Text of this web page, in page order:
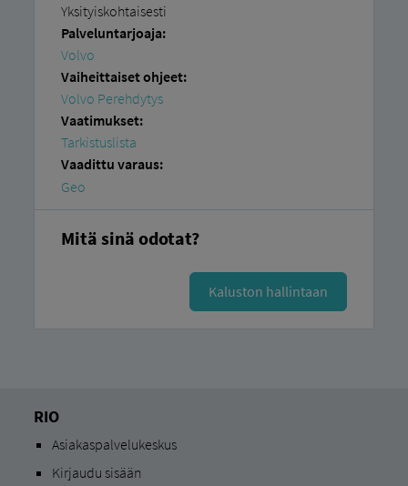
Yksityiskohtaisesti
Palveluntarjoaja:
Volvo
Vaiheittaiset ohjeet:
Volvo Perehdytys
Vaatimukset:
Tarkistuslista
Vaadittu varaus:
Geo
Mitä sinä odotat?
Kaluston hallintaan
RIO
Asiakaspalvelukeskus
Kirjaudu sisään